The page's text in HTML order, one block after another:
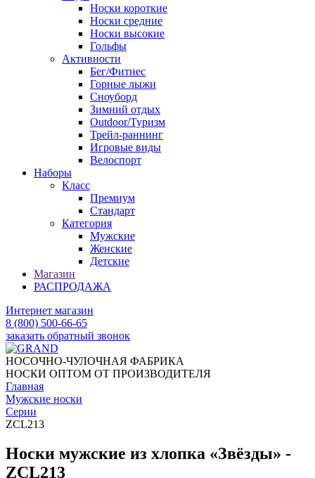
Носки короткие
Носки средние
Носки высокие
Гольфы
Активности
Бег/Фитнес
Горные лыжи
Сноуборд
Зимний отдых
Outdoor/Туризм
Трейл-раннинг
Игровые виды
Велоспорт
Наборы
Класс
Премиум
Стандарт
Категория
Мужские
Женские
Детские
Магазин
РАСПРОДАЖА
Интернет магазин
8 (800) 500-66-65
заказать обратный звонок
НОСОЧНО-ЧУЛОЧНАЯ ФАБРИКА
НОСКИ ОПТОМ ОТ ПРОИЗВОДИТЕЛЯ
Главная
Мужские носки
Серии
ZCL213
Носки мужские из хлопка «Звёзды» -
ZCL213